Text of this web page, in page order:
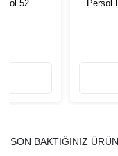
Col 52
Persol
SON BAKTIĞINIZ